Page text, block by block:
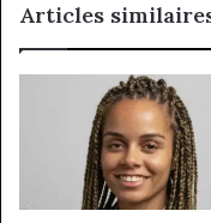
Articles